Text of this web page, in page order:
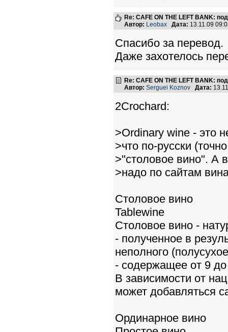
Re: CAFE ON THE LEFT BANK:
Автор: Leobax Дата: 13.11.09
Спасибо за перевод.
Даже захотелось
Re: CAFE ON THE LEFT BANK:
Автор: Serguei Koznov Дата:
2Crochard:
>Ordinary wine - это
>что по-русски
>"столовое вино". А
>надо по сайтам
Столовое вино
Tablewine
Столовое вино -
- полученное в
неполного
- содержащее от 9
В зависимости от
может добавляться
Ординарное вино